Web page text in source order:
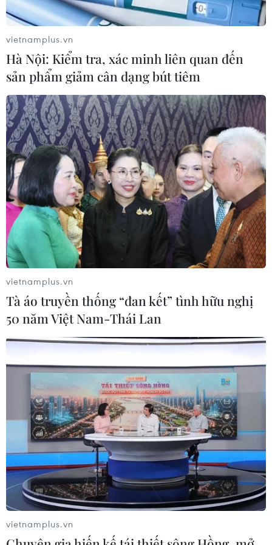
vietnamplus.vn
Hà Nội: Kiểm tra, xác minh liên quan đến
sản phẩm giảm cân dạng bút tiêm
vietnamplus.vn
Tà áo truyền thống “đan kết” tình hữu nghị
50 năm Việt Nam-Thái Lan
vietnamplus.vn